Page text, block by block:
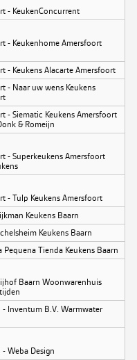
- KeukenConcurrent
- Keukenhome Amersfoort
- Keukens Alacarte Amersfoort
- Naar uw wens Keukens
- Siematic Keukens Amersfoort
& Romeijn
- Superkeukens Amersfoort
- Tulp Keukens Amersfoort
Keukens Baarn
Keukens Baarn
Pequena Tienda Keukens Baarn
Baarn Woonwarenhuis
Inventum B.V. Warmwater
Weba Design